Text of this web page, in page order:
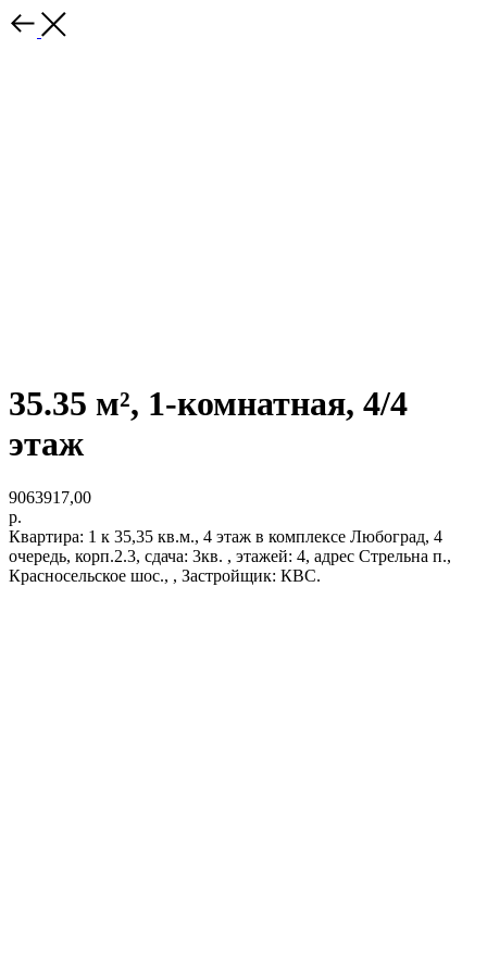
35.35 м², 1-комнатная, 4/4
этаж
9063917,00
р.
Квартира: 1 к 35,35 кв.м., 4 этаж в комплексе Любоград, 4
очередь, корп.2.3, сдача: 3кв. , этажей: 4, адрес Стрельна п.,
Красносельское шос., , Застройщик: КВС.